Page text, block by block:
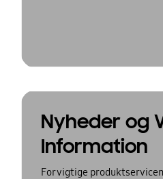
Nyheder og
Information
For vigtige